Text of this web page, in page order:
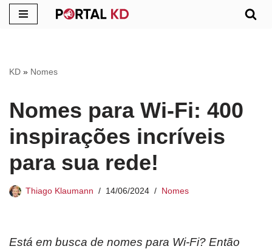
conteúdo
KD » Nomes
Nomes para Wi-Fi: 400
inspirações incríveis
para sua rede!
Thiago Klaumann 14/06/2024 Nomes
Está em busca de nomes para Wi-Fi? Então